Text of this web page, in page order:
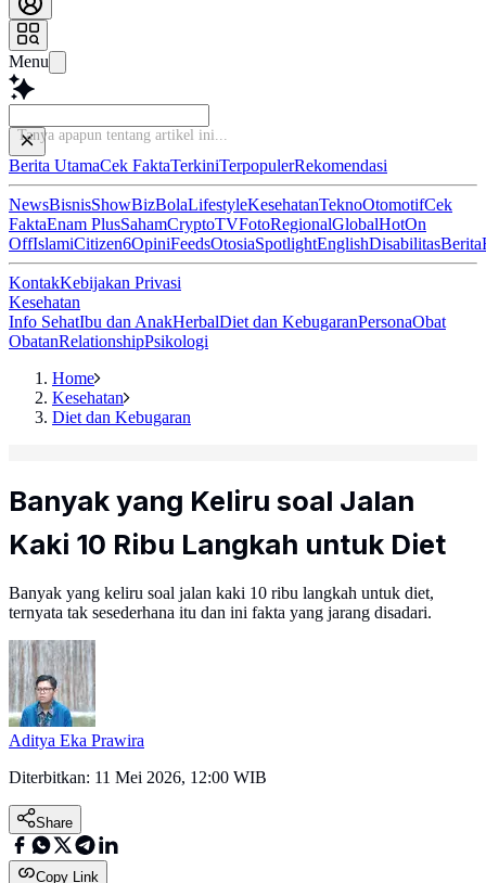
Menu
Tany
Berita UtamaCek FaktaTerkiniTerpopulerRekomendasi
NewsBisnisShowBizBolaLifestyleKesehatanTeknoOtomotifCek
FaktaEnam PlusSahamCryptoTVFotoRegionalGlobalHotOn
OffIslamiCitizen6OpiniFeedsOtosiaSpotlightEnglishDisabilitasBerita
KontakKebijakan Privasi
Kesehatan
Info SehatIbu dan AnakHerbalDiet dan KebugaranPersonaObat
ObatanRelationshipPsikologi
Home
Kesehatan
Diet dan Kebugaran
Banyak yang Keliru soal Jalan
Kaki 10 Ribu Langkah untuk Diet
Banyak yang keliru soal jalan kaki 10 ribu langkah untuk diet,
ternyata tak sesederhana itu dan ini fakta yang jarang disadari.
Aditya Eka Prawira
Diterbitkan: 11 Mei 2026, 12:00 WIB
Share
Copy Link